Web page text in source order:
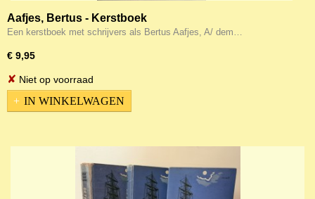
Aafjes, Bertus - Kerstboek
Een kerstboek met schrijvers als Bertus Aafjes, A/ dem…
€ 9,95
✘ Niet op voorraad
IN WINKELWAGEN